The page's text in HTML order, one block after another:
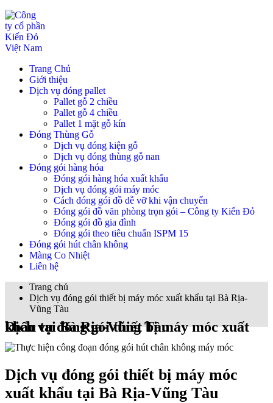
Trang Chủ
Giới thiệu
Dịch vụ đóng pallet
Pallet gỗ 2 chiều
Pallet gỗ 4 chiều
Pallet 1 mặt gỗ kín
Đóng Thùng Gỗ
Dịch vụ đóng kiện gỗ
Dịch vụ đóng thùng gỗ nan
Đóng gói hàng hóa
Đóng gói hàng hóa xuất khẩu
Dịch vụ đóng gói máy móc
Cách đóng gói đồ dễ vỡ khi vận chuyển
Đóng gói đồ văn phòng trọn gói – Công ty Kiến Đỏ
Đóng gói đồ gia đình
Đóng gói theo tiêu chuẩn ISPM 15
Đóng gói hút chân không
Màng Co Nhiệt
Liên hệ
Trang chủ
Dịch vụ đóng gói thiết bị máy móc xuất khẩu tại Bà Rịa-
Vũng Tàu
Dịch vụ đóng gói thiết bị máy móc xuất khẩu tại Bà Rịa-Vũng Tàu
Dịch vụ đóng gói thiết bị máy móc
xuất khẩu tại Bà Rịa-Vũng Tàu